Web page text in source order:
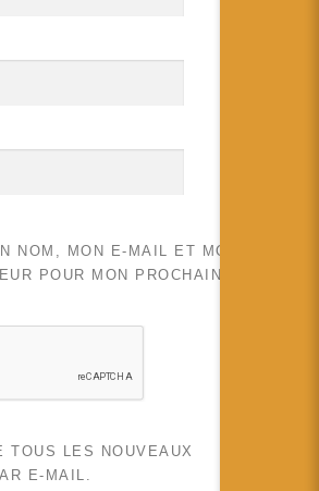
NOM, MON E-MAIL ET MON SITE
POUR MON PROCHAIN
TOUS LES NOUVEAUX
E-MAIL.